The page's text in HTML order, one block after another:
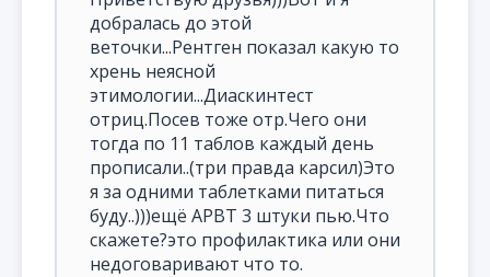
добралась до этой
веточки...Рентген показал какую то
хрень неясной
этимологии...Диаскинтест
отриц.Посев тоже отр.Чего они
тогда по 11 таблов каждый день
прописали..(три правда карсил)Это
я за одними таблетками питаться
буду..)))ещё АРВТ 3 штуки пью.Что
скажете?это профилактика или они
недоговаривают что то.